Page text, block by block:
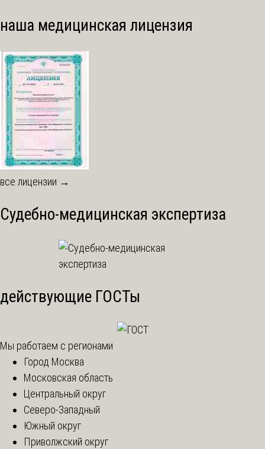
наша медицинская лицензия
все лицензии →
Судебно-медицинская экспертиза
действующие ГОСТы
Мы работаем с регионами
Город Москва
Московская область
Центральный округ
Северо-Западный
Южный округ
Приволжский округ